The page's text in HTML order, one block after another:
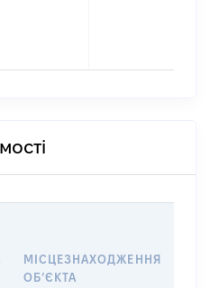
МІСЦЕЗНАХОДЖЕННЯ
ОБʼЄКТА